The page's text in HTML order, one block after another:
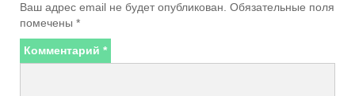
Ваш адрес email не будет опубликован. Обязательные поля
помечены *
Комментарий *